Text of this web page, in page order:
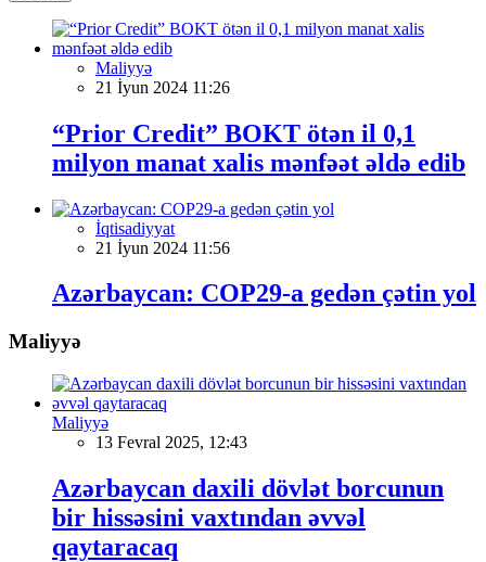
Maliyyə
21 İyun 2024 11:26
“Prior Credit” BOKT ötən il 0,1
milyon manat xalis mənfəət əldə edib
İqtisadiyyat
21 İyun 2024 11:56
Azərbaycan: COP29-a gedən çətin yol
Maliyyə
Maliyyə
13 Fevral 2025, 12:43
Azərbaycan daxili dövlət borcunun
bir hissəsini vaxtından əvvəl
qaytaracaq